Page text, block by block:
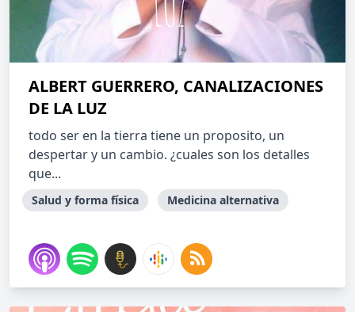
ALBERT GUERRERO, CANALIZACIONES
DE LA LUZ
todo ser en la tierra tiene un proposito, un
despertar y un cambio. ¿cuales son los detalles
que...
Salud y forma física Medicina alternativa